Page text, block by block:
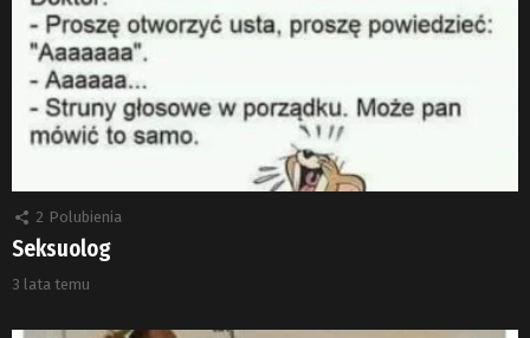
2 Polubienia
Seksuolog
3 lata temu